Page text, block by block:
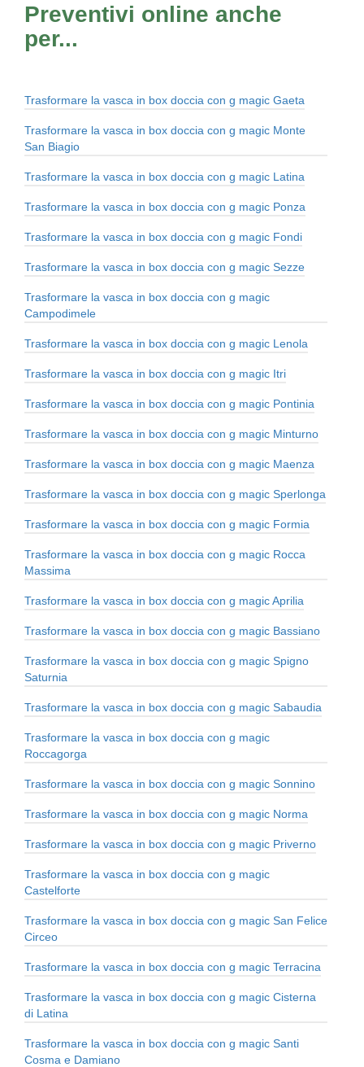
Preventivi online anche
per...
Trasformare la vasca in box doccia con g magic Gaeta
Trasformare la vasca in box doccia con g magic Monte
San Biagio
Trasformare la vasca in box doccia con g magic Latina
Trasformare la vasca in box doccia con g magic Ponza
Trasformare la vasca in box doccia con g magic Fondi
Trasformare la vasca in box doccia con g magic Sezze
Trasformare la vasca in box doccia con g magic
Campodimele
Trasformare la vasca in box doccia con g magic Lenola
Trasformare la vasca in box doccia con g magic Itri
Trasformare la vasca in box doccia con g magic Pontinia
Trasformare la vasca in box doccia con g magic Minturno
Trasformare la vasca in box doccia con g magic Maenza
Trasformare la vasca in box doccia con g magic Sperlonga
Trasformare la vasca in box doccia con g magic Formia
Trasformare la vasca in box doccia con g magic Rocca
Massima
Trasformare la vasca in box doccia con g magic Aprilia
Trasformare la vasca in box doccia con g magic Bassiano
Trasformare la vasca in box doccia con g magic Spigno
Saturnia
Trasformare la vasca in box doccia con g magic Sabaudia
Trasformare la vasca in box doccia con g magic
Roccagorga
Trasformare la vasca in box doccia con g magic Sonnino
Trasformare la vasca in box doccia con g magic Norma
Trasformare la vasca in box doccia con g magic Priverno
Trasformare la vasca in box doccia con g magic
Castelforte
Trasformare la vasca in box doccia con g magic San Felice
Circeo
Trasformare la vasca in box doccia con g magic Terracina
Trasformare la vasca in box doccia con g magic Cisterna
di Latina
Trasformare la vasca in box doccia con g magic Santi
Cosma e Damiano